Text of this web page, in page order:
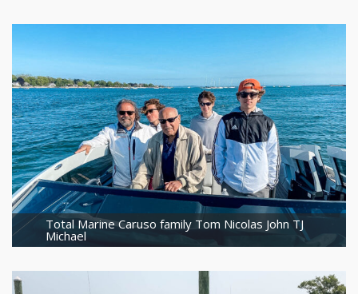
Total Marine Caruso family Tom Nicolas John TJ
Michael